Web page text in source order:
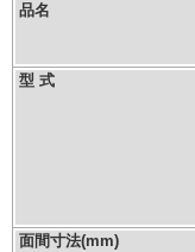
品名
型 式
面間寸法(mm)